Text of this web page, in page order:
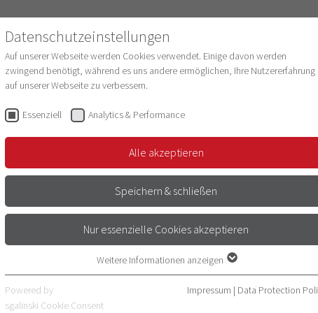
Research Structure & Development
Raum
54-
Datenschutzeinstellungen
Auf unserer Webseite werden Cookies verwendet. Einige davon werden
zwingend benötigt, während es uns andere ermöglichen, Ihre Nutzererfahrung
auf unserer Webseite zu verbessern.
Essenziell Analytics & Performance
Alle akzeptieren
Speichern & schließen
Nur essenzielle Cookies akzeptieren
Essenzielle Cookies werden für grundlegende Funktionen der Webseite
benötigt. Dadurch ist gewährleistet, dass die Webseite einwandfrei
Weitere Informationen anzeigen
Powered by
sgalinski Cookie Consent
Impressum | Data Protection